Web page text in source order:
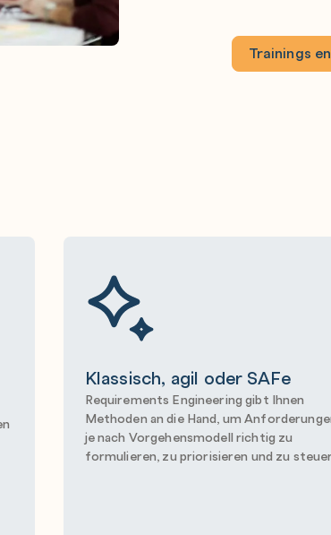
Trainings
Klassisch, agil oder SAFe
Requirements Engineering gibt Ihnen
Methoden an die Hand, um
je nach Vorgehensmodell richtig zu
formulieren, zu priorisieren und zu